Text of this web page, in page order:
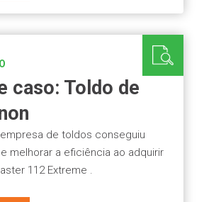
caso: Toldo de
de toldos conseguiu
melhorar a eficiência ao adquirir
112 Extreme .